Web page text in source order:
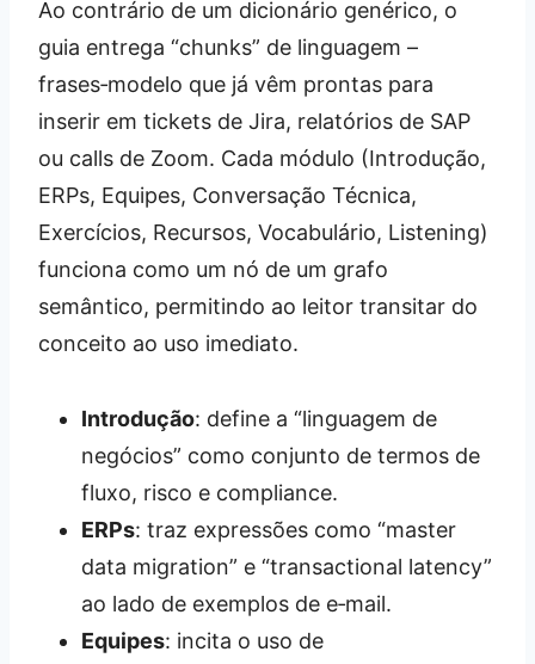
Ao contrário de um dicionário genérico, o
guia entrega “chunks” de linguagem –
frases‑modelo que já vêm prontas para
inserir em tickets de Jira, relatórios de SAP
ou calls de Zoom. Cada módulo (Introdução,
ERPs, Equipes, Conversação Técnica,
Exercícios, Recursos, Vocabulário, Listening)
funciona como um nó de um grafo
semântico, permitindo ao leitor transitar do
conceito ao uso imediato.
Introdução: define a “linguagem de
negócios” como conjunto de termos de
fluxo, risco e compliance.
ERPs: traz expressões como “master
data migration” e “transactional latency”
ao lado de exemplos de e‑mail.
Equipes: incita o uso de